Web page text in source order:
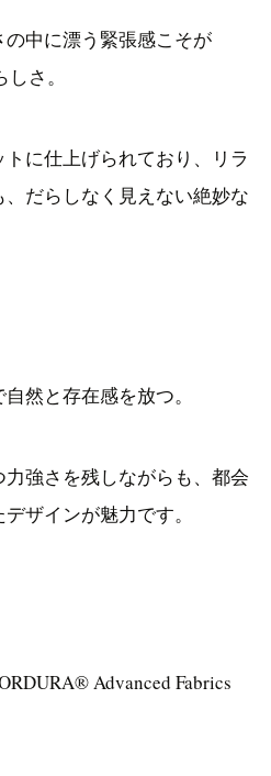
中に漂う緊張感こそが
さ。
に仕上げられており、リラ
だらしなく見えない絶妙な
然と存在感を放つ。
強さを残しながらも、都会
ザインが魅力です。
Advanced Fabrics